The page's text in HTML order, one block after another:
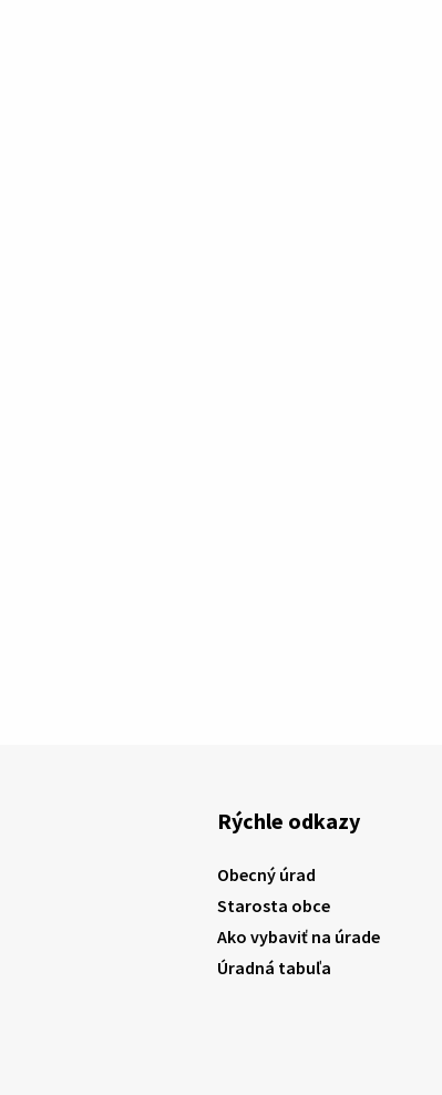
Rýchle odkazy
Obecný úrad
Starosta obce
Ako vybaviť na úrade
Úradná tabuľa